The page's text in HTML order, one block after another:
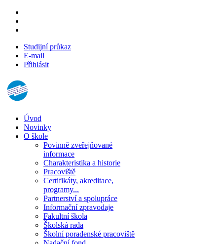
Studijní průkaz
E-mail
Přihlásit
Úvod
Novinky
O škole
Povinně zveřejňované
informace
Charakteristika a historie
Pracoviště
Certifikáty, akreditace,
programy...
Partnerství a spolupráce
Informační zpravodaje
Fakultní škola
Školská rada
Školní poradenské pracoviště